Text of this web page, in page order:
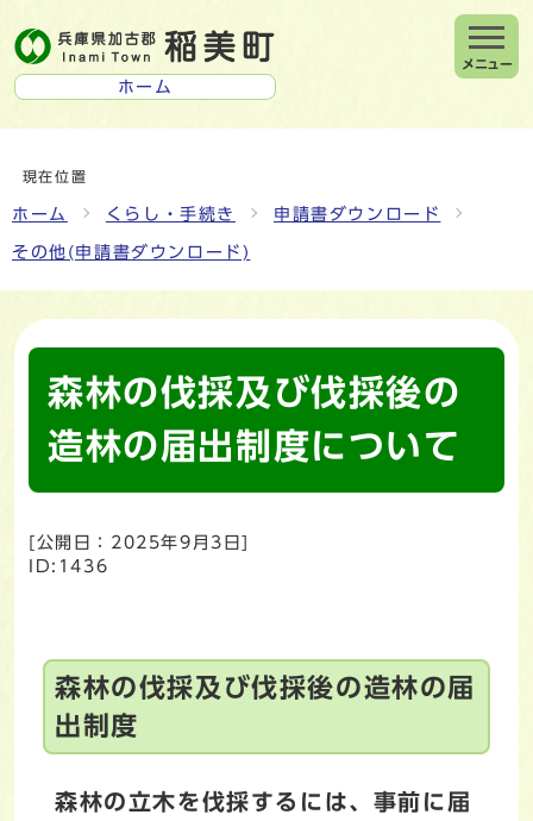
ホーム
メニュー
現在位置
ホーム くらし・手続き 申請書ダウンロード
その他(申請書ダウンロード)
森林の伐採及び伐採後の
造林の届出制度について
[公開日： 2025年9月3日]
ID:1436
森林の伐採及び伐採後の造林の届
出制度
森林の立木を伐採するには、事前に届